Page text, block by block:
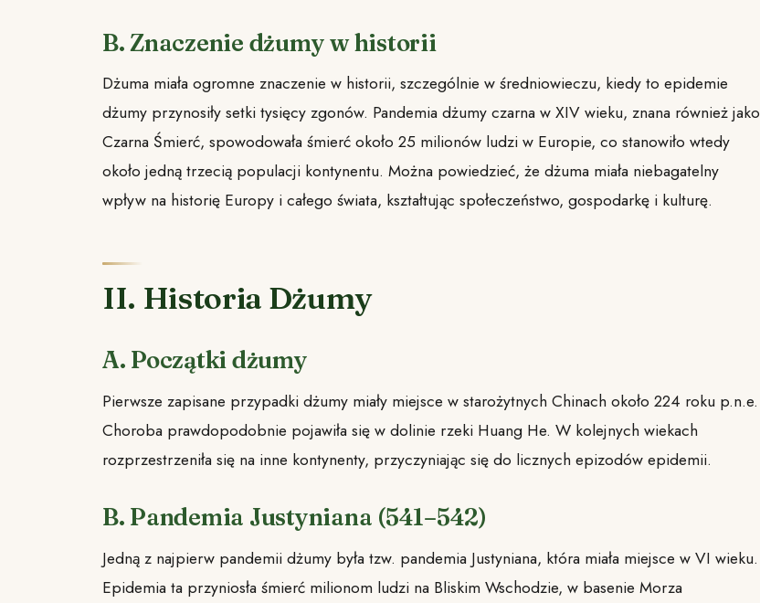
B. Znaczenie dżumy w historii
Dżuma miała ogromne znaczenie w historii, szczególnie w średniowieczu, kiedy to epidemie
dżumy przynosiły setki tysięcy zgonów. Pandemia dżumy czarna w XIV wieku, znana również jako
Czarna Śmierć, spowodowała śmierć około 25 milionów ludzi w Europie, co stanowiło wtedy
około jedną trzecią populacji kontynentu. Można powiedzieć, że dżuma miała niebagatelny
wpływ na historię Europy i całego świata, kształtując społeczeństwo, gospodarkę i kulturę.
II. Historia Dżumy
A. Początki dżumy
Pierwsze zapisane przypadki dżumy miały miejsce w starożytnych Chinach około 224 roku p.n.e.
Choroba prawdopodobnie pojawiła się w dolinie rzeki Huang He. W kolejnych wiekach
rozprzestrzeniła się na inne kontynenty, przyczyniając się do licznych epizodów epidemii.
B. Pandemia Justyniana (541–542)
Jedną z najpierw pandemii dżumy była tzw. pandemia Justyniana, która miała miejsce w VI wieku.
Epidemia ta przyniosła śmierć milionom ludzi na Bliskim Wschodzie, w basenie Morza